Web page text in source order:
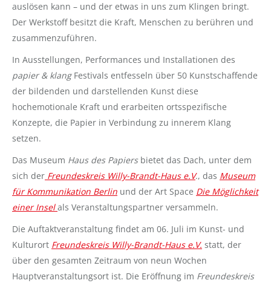
auslösen kann – und der etwas in uns zum Klingen bringt.
Der Werkstoff besitzt die Kraft, Menschen zu berühren und
zusammenzuführen.
In Ausstellungen, Performances und Installationen des
papier & klangFestivals entfesseln über 50 Kunstschaffende
der bildenden und darstellenden Kunst diese
hochemotionale Kraft und erarbeiten ortsspezifische
Konzepte, die Papier in Verbindung zu innerem Klang
setzen.
Das Museum Haus des Papiersbietet das Dach, unter dem
sich der Freundeskreis Willy-Brandt-Haus e.V., das Museum
für Kommunikation Berlin und der Art Space Die Möglichkeit
einer Inselals Veranstaltungspartner versammeln.
Die Auftaktveranstaltung findet am 06. Juli im Kunst- und
Kulturort Freundeskreis Willy-Brandt-Haus e.V. statt, der
über den gesamten Zeitraum von neun Wochen
Hauptveranstaltungsort ist. Die Eröffnung im Freundeskreis